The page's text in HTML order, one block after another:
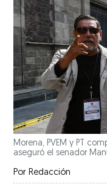
Morena, PVEM y PT
aseguró el senador
Por Redacción